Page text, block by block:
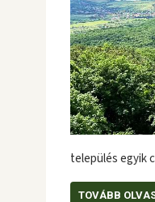
település egyik
TOVÁBB